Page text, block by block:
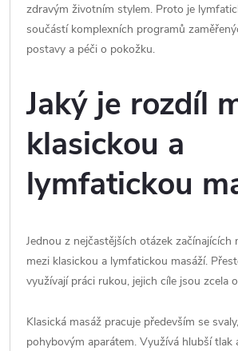
zdravým životním stylem. Proto je
součástí komplexních programů
postavy a péči o pokožku.
Jaký je rozdíl
klasickou a
lymfatickou
Jednou z nejčastějších otázek začínajících
mezi klasickou a lymfatickou masáží.
využívají práci rukou, jejich cíle jsou zcela
Klasická masáž pracuje především se
pohybovým aparátem. Využívá hlubší tlak